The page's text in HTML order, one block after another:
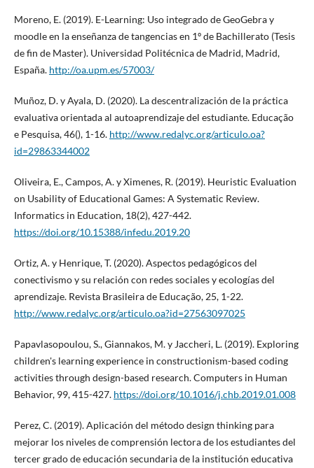
Moreno, E. (2019). E-Learning: Uso integrado de GeoGebra y
moodle en la enseñanza de tangencias en 1º de Bachillerato (Tesis
de fin de Master). Universidad Politécnica de Madrid, Madrid,
España. http://oa.upm.es/57003/
Muñoz, D. y Ayala, D. (2020). La descentralización de la práctica
evaluativa orientada al autoaprendizaje del estudiante. Educação
e Pesquisa, 46(), 1-16. http://www.redalyc.org/articulo.oa?
id=29863344002
Oliveira, E., Campos, A. y Ximenes, R. (2019). Heuristic Evaluation
on Usability of Educational Games: A Systematic Review.
Informatics in Education, 18(2), 427-442.
https://doi.org/10.15388/infedu.2019.20
Ortiz, A. y Henrique, T. (2020). Aspectos pedagógicos del
conectivismo y su relación con redes sociales y ecologías del
aprendizaje. Revista Brasileira de Educação, 25, 1-22.
http://www.redalyc.org/articulo.oa?id=27563097025
Papavlasopoulou, S., Giannakos, M. y Jaccheri, L. (2019). Exploring
children's learning experience in constructionism-based coding
activities through design-based research. Computers in Human
Behavior, 99, 415-427. https://doi.org/10.1016/j.chb.2019.01.008
Perez, C. (2019). Aplicación del método design thinking para
mejorar los niveles de comprensión lectora de los estudiantes del
tercer grado de educación secundaria de la institución educativa